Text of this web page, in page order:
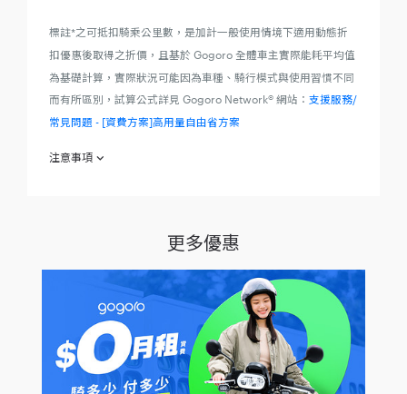
標註*之可抵扣騎乘公里數，是加計一般使用情境下適用動態折
扣優惠後取得之折價，且基於 Gogoro 全體車主實際能耗平均值
為基礎計算，實際狀況可能因為車種、騎行模式與使用習慣不同
而有所區別，試算公式詳見 Gogoro Network® 網站： 支援服務/
常見問題 - [資費方案]高用量自由省方案
注意事項
有：(1) 於 2023 年 6 月 1 日起至 2023 年 12 月 31 日止之期間
內，購買二顆電池（含以上）之全新智慧電動機車任一車款（下
稱「新車」）之使用者，不包含買受、受贈、過戶非新車之使用
者；(2) 須為首次訂購 Gogoro Network 資費方案，且認購的資
費方案為「高用量自由省方案 $1,269 」或「高用量自由省方案
$969（綁約 18 個月）」之使用者，不包含因任何原因變更資費
方案之既有使用者，或認購本方案後變更為其他資費方案之使用
更多優惠